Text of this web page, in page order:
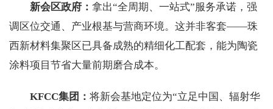
新会区政府： 拿出“全周期、一站式”服务承诺，强
调区位交通、产业根基与营商环境。这并非客套——珠
西新材料集聚区已具备成熟的精细化工配套，能为陶瓷
涂料项目节省大量前期磨合成本。
KFCC集团： 将新会基地定位为“立足中国、辐射华